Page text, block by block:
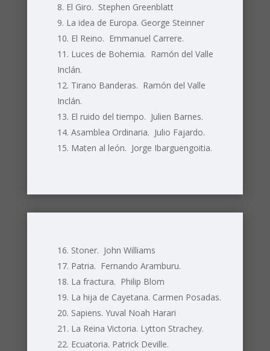
El Giro. Stephen Greenblatt
La idea de Europa. George Steinner
El Reino. Emmanuel Carrere.
Luces de Bohemia. Ramón del Valle
Inclán.
Tirano Banderas. Ramón del Valle
Inclán.
El ruido del tiempo. Julien Barnes.
Asamblea Ordinaria. Julio Fajardo.
Maten al león. Jorge Ibarguengoitia.
Stoner. John Williams
Patria. Fernando Aramburu.
La fractura. Philip Blom
La hija de Cayetana. Carmen Posadas.
Sapiens. Yuval Noah Harari
La Reina Victoria. Lytton Strachey.
Ecuatoria. Patrick Deville.